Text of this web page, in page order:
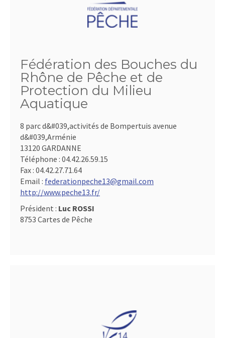
Fédération des Bouches du
Rhône de Pêche et de
Protection du Milieu
Aquatique
8 parc d&#039,activités de Bompertuis avenue
d&#039,Arménie
13120 GARDANNE
Téléphone : 04.42.26.59.15
Fax : 04.42.27.71.64
Email : federationpeche13@gmail.com
http://www.peche13.fr/
Président : Luc ROSSI
8753 Cartes de Pêche